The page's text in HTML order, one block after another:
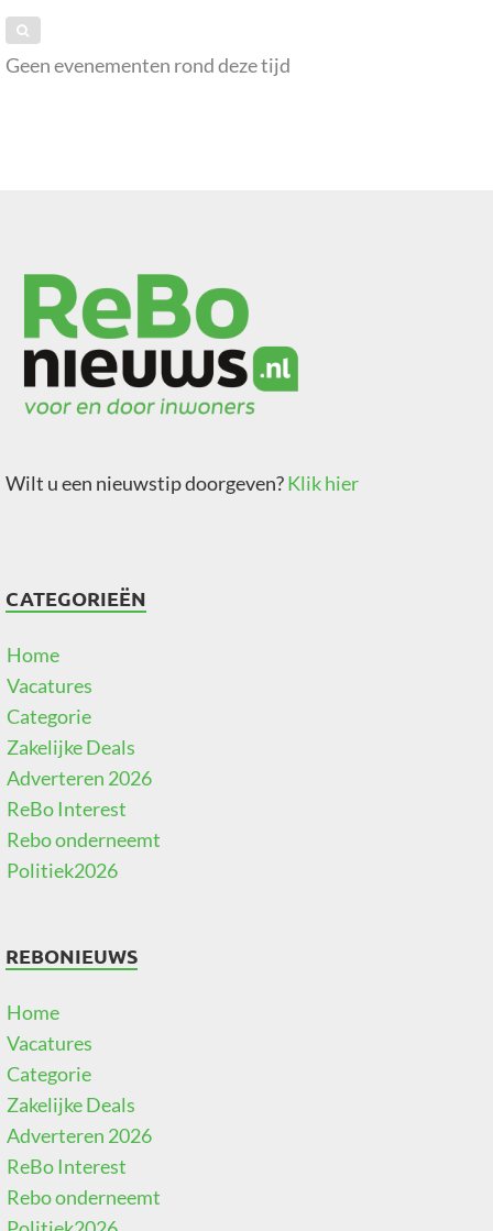
Geen evenementen rond deze tijd
Wilt u een nieuwstip doorgeven?Klik hier
CATEGORIEËN
Home
Vacatures
Categorie
Zakelijke Deals
Adverteren 2026
ReBo Interest
Rebo onderneemt
Politiek2026
REBONIEUWS
Home
Vacatures
Categorie
Zakelijke Deals
Adverteren 2026
ReBo Interest
Rebo onderneemt